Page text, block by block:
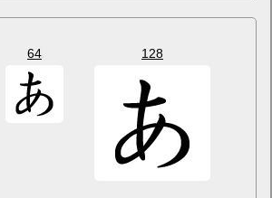
64 128